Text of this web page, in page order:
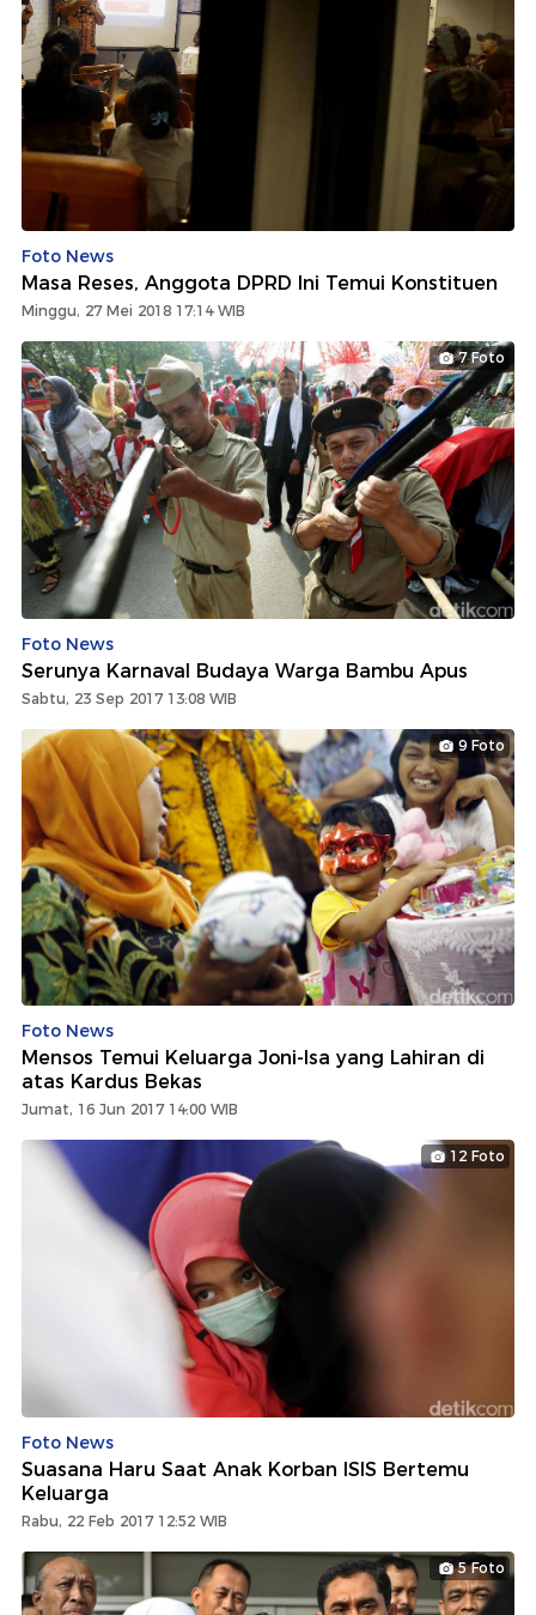
Foto News
Masa Reses, Anggota DPRD Ini Temui Konstituen
Minggu, 27 Mei 2018 17:14 WIB
7 Foto
Foto News
Serunya Karnaval Budaya Warga Bambu Apus
Sabtu, 23 Sep 2017 13:08 WIB
9 Foto
Foto News
Mensos Temui Keluarga Joni-Isa yang Lahiran di
atas Kardus Bekas
Jumat, 16 Jun 2017 14:00 WIB
12 Foto
Foto News
Suasana Haru Saat Anak Korban ISIS Bertemu
Keluarga
Rabu, 22 Feb 2017 12:52 WIB
5 Foto